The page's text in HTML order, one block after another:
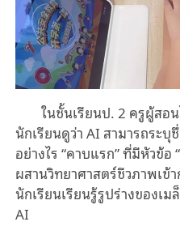
ในชั้นเรียนป. 2 ครูผู้สอ
นักเรียนดูว่า AI สามารถระ
อย่างไร “คาบแรก” ที่มีหัวข้
ผสานวิทยาศาสตร์ชีวภาพเข้
นักเรียนเรียนรู้รูปร่างของเ
AI